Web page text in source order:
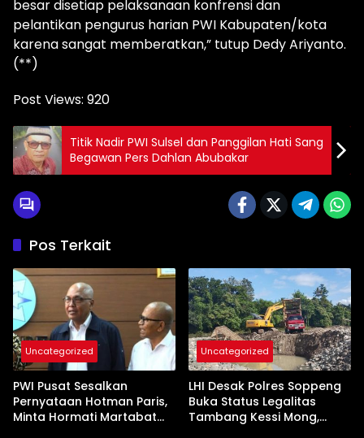
besar disetiap pelaksanaan konfrensi dan
pelantikan pengurus harian PWI Kabupaten/kota
karena sangat memberatkan,” tutup Dedy Ariyanto.
(**)
Post Views: 920
Titik Nadir PWI Sulsel dan Panggilan Hati Sang
Begawan Pers Dahlan Abubakar
Pos Terkait
Uncategorized
PWI Pusat Sesalkan
Pernyataan Hotman Paris,
Minta Hormati Martabat
Uncategorized
LHI Desak Polres Soppeng
Buka Status Legalitas
Tambang Kessi Mong,